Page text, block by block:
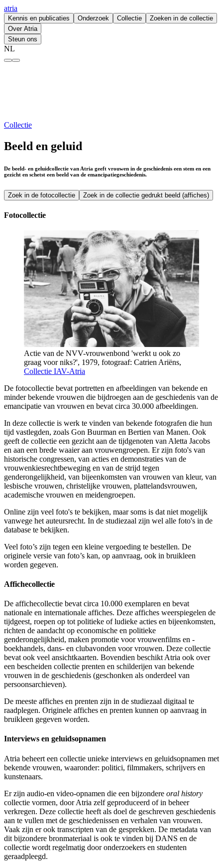
atria
Kennis en publicaties Onderzoek Collectie
Zoeken in de collectie
Over Atria
Steun ons
NL
Collectie
Beeld en geluid
De beeld- en geluidcollectie van Atria geeft vrouwen in de geschiedenis een stem en een
gezicht en schetst een beeld van de emancipatiegeschiedenis.
Zoek in de fotocollectie Zoek in de collectie gedrukt beeld (affiches)
Fotocollectie
Actie van de NVV-vrouwenbond 'werkt u ook zo
graag voor niks?', 1979, fotograaf: Catrien Ariëns,
Collectie IAV-Atria
De fotocollectie bevat portretten en afbeeldingen van bekende en
minder bekende vrouwen die bijdroegen aan de geschiedenis van de
emancipatie van vrouwen en bevat circa 30.000 afbeeldingen.
In deze collectie is werk te vinden van bekende fotografen die hun
tijd vastlegden, zoals Gon Buurman en Bertien van Manen. Ook
geeft de collectie een gezicht aan de tijdgenoten van Aletta Jacobs
en aan een brede waaier aan vrouwengroepen. Er zijn foto's van
historische congressen, van acties en demonstraties van de
vrouwenkiesrechtbeweging en van de strijd tegen
genderongelijkheid, van bijeenkomsten van vrouwen van kleur, van
lesbische vrouwen, christelijke vrouwen, plattelandsvrouwen,
academische vrouwen en meidengroepen.
Online zijn veel foto's te bekijken, maar soms is dat niet mogelijk
vanwege het auteursrecht. In de studiezaal zijn wel alle foto's in de
database te bekijken.
Veel foto’s zijn tegen een kleine vergoeding te bestellen. De
originele versie van foto’s kan, op aanvraag, ook in bruikleen
worden gegeven.
Affichecollectie
De affichecollectie bevat circa 10.000 exemplaren en bevat
nationale en internationale affiches. Deze affiches weerspiegelen de
tijdgeest, roepen op tot politieke of ludieke acties en bijeenkomsten,
richten de aandacht op economische en politieke
genderongelijkheid, maken promotie voor vrouwenfilms en -
boekhandels, dans- en clubavonden voor vrouwen. Deze collectie
bevat ook veel ansichtkaarten. Bovendien beschikt Atria ook over
een bescheiden collectie prenten en schilderijen van bekende
vrouwen in de geschiedenis (geschonken als onderdeel van
persoonsarchieven).
De meeste affiches en prenten zijn in de studiezaal digitaal te
raadplegen. Originele affiches en prenten kunnen op aanvraag in
bruikleen gegeven worden.
Interviews en geluidsopnamen
Atria beheert een collectie unieke interviews en geluidsopnamen met
bekende vrouwen, waaronder: politici, filmmakers, schrijvers en
kunstenaars.
Er zijn audio-en video-opnamen die een bijzondere oral history
collectie vormen, door Atria zelf geproduceerd of in beheer
verkregen. Deze collectie heeft als doel de geschreven geschiedenis
aan te vullen met de geschiedenissen en verhalen van vrouwen.
Vaak zijn er ook transcripten van de gesprekken. De metadata van
dit bijzondere bronmateriaal is ook te vinden bij DANS en de
collectie wordt regelmatig door onderzoekers en studenten
geraadpleegd.